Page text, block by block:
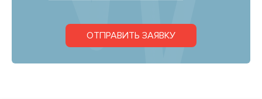
ОТПРАВИТЬ ЗАЯВКУ